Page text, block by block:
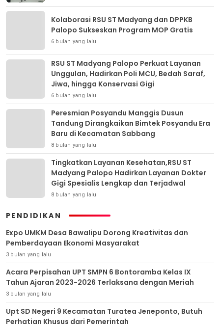
Kolaborasi RSU ST Madyang dan DPPKB
Palopo Sukseskan Program MOP Gratis
6 bulan yang lalu
RSU ST Madyang Palopo Perkuat Layanan
Unggulan, Hadirkan Poli MCU, Bedah Saraf,
Jiwa, hingga Konservasi Gigi
6 bulan yang lalu
Peresmian Posyandu Manggis Dusun
Tandung Dirangkaikan Bimtek Posyandu Era
Baru di Kecamatan Sabbang
8 bulan yang lalu
Tingkatkan Layanan Kesehatan,RSU ST
Madyang Palopo Hadirkan Layanan Dokter
Gigi Spesialis Lengkap dan Terjadwal
8 bulan yang lalu
PENDIDIKAN
Expo UMKM Desa Bawalipu Dorong Kreativitas dan
Pemberdayaan Ekonomi Masyarakat
3 bulan yang lalu
Acara Perpisahan UPT SMPN 6 Bontoramba Kelas IX
Tahun Ajaran 2023-2026 Terlaksana dengan Meriah
3 bulan yang lalu
Upt SD Negeri 9 Kecamatan Turatea Jeneponto, Butuh
Perhatian Khusus dari Pemerintah